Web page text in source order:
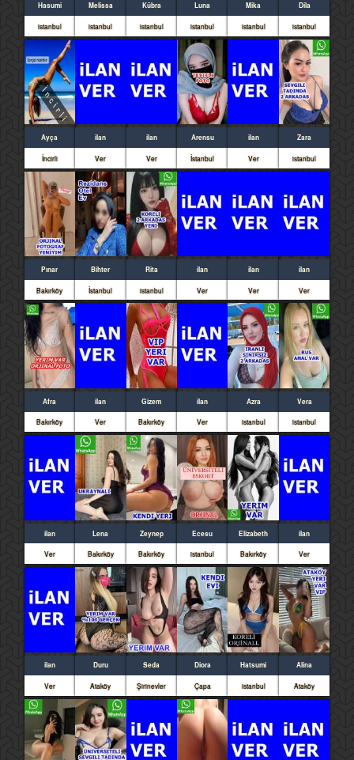
Hasumi
istanbul
Melissa
istanbul
Kübra
istanbul
Luna
istanbul
Mika
istanbul
Dila
istanbul
Ayça
İncirli
ilan
Ver
ilan
Ver
Arensu
İstanbul
ilan
Ver
Zara
istanbul
Pınar
Bakırköy
Bihter
İstanbul
Rita
istanbul
ilan
Ver
ilan
Ver
ilan
Ver
Afra
Bakırköy
ilan
Ver
Gizem
Bakırköy
ilan
Ver
Azra
istanbul
Vera
istanbul
ilan
Ver
Lena
Bakırköy
Zeynep
Bakırköy
Ecesu
istanbul
Elizabeth
Bakırköy
ilan
Ver
ilan
Ver
Duru
Ataköy
Seda
Şirinevler
Diora
Çapa
Hatsumi
istanbul
Alina
Ataköy